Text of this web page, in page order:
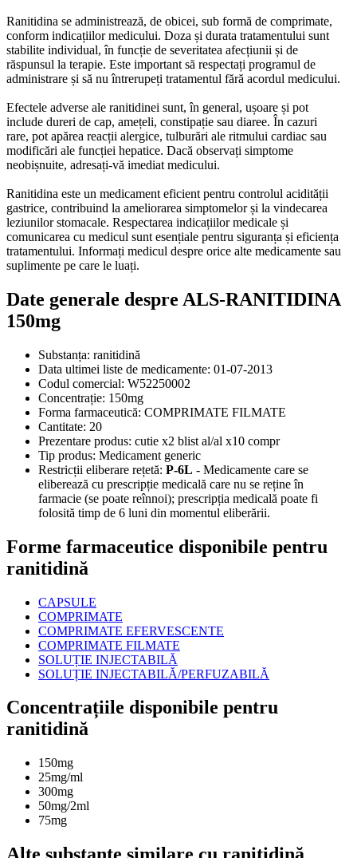
Ranitidina se administrează, de obicei, sub formă de comprimate,
conform indicațiilor medicului. Doza și durata tratamentului sunt
stabilite individual, în funcție de severitatea afecțiunii și de
răspunsul la terapie. Este important să respectați programul de
administrare și să nu întrerupeți tratamentul fără acordul medicului.
Efectele adverse ale ranitidinei sunt, în general, ușoare și pot
include dureri de cap, amețeli, constipație sau diaree. În cazuri
rare, pot apărea reacții alergice, tulburări ale ritmului cardiac sau
modificări ale funcției hepatice. Dacă observați simptome
neobișnuite, adresați-vă imediat medicului.
Ranitidina este un medicament eficient pentru controlul acidității
gastrice, contribuind la ameliorarea simptomelor și la vindecarea
leziunilor stomacale. Respectarea indicațiilor medicale și
comunicarea cu medicul sunt esențiale pentru siguranța și eficiența
tratamentului. Informați medicul despre orice alte medicamente sau
suplimente pe care le luați.
Date generale despre ALS-RANITIDINA
150mg
Substanța: ranitidină
Data ultimei liste de medicamente: 01-07-2013
Codul comercial: W52250002
Concentrație: 150mg
Forma farmaceutică: COMPRIMATE FILMATE
Cantitate: 20
Prezentare produs: cutie x2 blist al/al x10 compr
Tip produs: Medicament generic
Restricții eliberare rețetă: P-6L - Medicamente care se
eliberează cu prescripție medicală care nu se reține în
farmacie (se poate reînnoi); prescripția medicală poate fi
folosită timp de 6 luni din momentul eliberării.
Forme farmaceutice disponibile pentru
ranitidină
CAPSULE
COMPRIMATE
COMPRIMATE EFERVESCENTE
COMPRIMATE FILMATE
SOLUȚIE INJECTABILĂ
SOLUȚIE INJECTABILĂ/PERFUZABILĂ
Concentrațiile disponibile pentru
ranitidină
150mg
25mg/ml
300mg
50mg/2ml
75mg